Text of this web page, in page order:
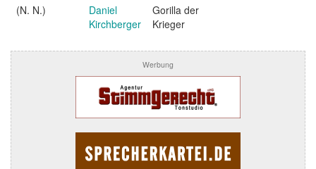
(N. N.)
Daniel
Kirchberger
Gorilla der
Krieger
Werbung